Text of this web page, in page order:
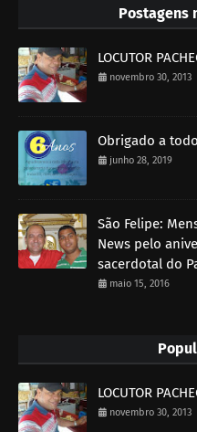
Postagens
LOCUTOR
novembro 30, 2013
Obrigado a
junho 28, 2019
São Felipe:
News pelo
sacerdotal do
maio 15, 2016
LOCUTOR
novembro 30, 2013